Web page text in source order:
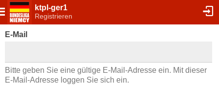
ktpl-ger1
Registrieren
E-Mail
Bitte geben Sie eine gültige E-Mail-Adresse ein. Mit dieser
E-Mail-Adresse loggen Sie sich ein.